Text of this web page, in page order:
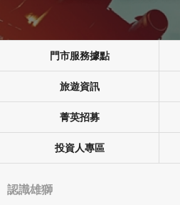
門市服務據點
旅遊資訊
菁英招募
投資人專區
認識雄獅